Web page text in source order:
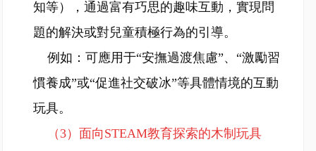
知等），通過富有巧思的趣味互動，實現問
題的解決或對兒童積極行為的引導。
例如：可應用于“安撫過渡焦慮”、“激勵習
慣養成”或“促進社交破冰”等具體情境的互動
玩具。
（3）面向STEAM教育探索的木制玩具